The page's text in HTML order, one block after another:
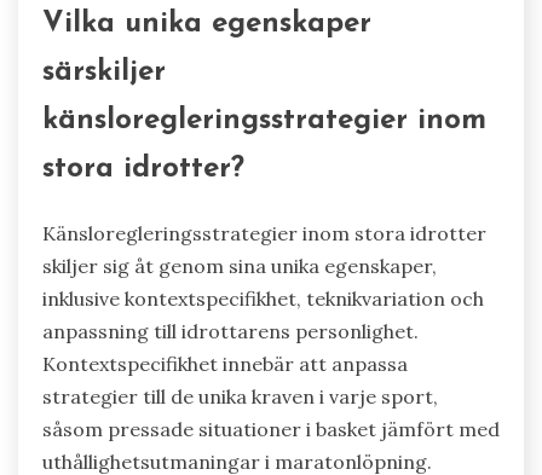
Vilka unika egenskaper
särskiljer
känsloregleringsstrategier inom
stora idrotter?
Känsloregleringsstrategier inom stora idrotter
skiljer sig åt genom sina unika egenskaper,
inklusive kontextspecifikhet, teknikvariation och
anpassning till idrottarens personlighet.
Kontextspecifikhet innebär att anpassa
strategier till de unika kraven i varje sport,
såsom pressade situationer i basket jämfört med
uthållighetsutmaningar i maratonlöpning.